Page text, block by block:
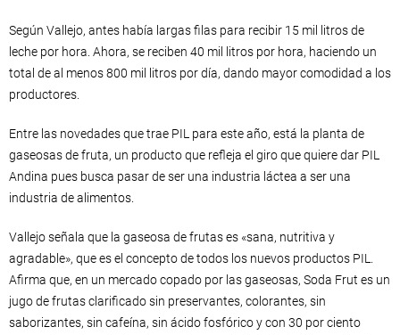
Según Vallejo, antes había largas filas para recibir 15 mil litros de
leche por hora. Ahora, se reciben 40 mil litros por hora, haciendo un
total de al menos 800 mil litros por día, dando mayor comodidad a los
productores.
Entre las novedades que trae PIL para este año, está la planta de
gaseosas de fruta, un producto que refleja el giro que quiere dar PIL
Andina pues busca pasar de ser una industria láctea a ser una
industria de alimentos.
Vallejo señala que la gaseosa de frutas es «sana, nutritiva y
agradable», que es el concepto de todos los nuevos productos PIL.
Afirma que, en un mercado copado por las gaseosas, Soda Frut es un
jugo de frutas clarificado sin preservantes, colorantes, sin
saborizantes, sin cafeína, sin ácido fosfórico y con 30 por ciento